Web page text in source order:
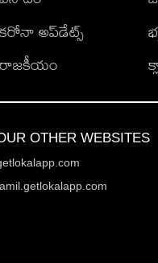
కరోనా అప్‌డేట్స్
రాజకీయం
OTHER WEBSITES